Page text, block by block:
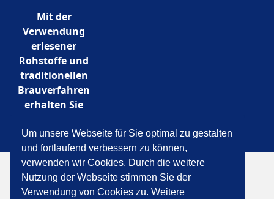
Um unsere Webseite für Sie optimal zu gestalten
und fortlaufend verbessern zu können,
verwenden wir Cookies. Durch die weitere
Nutzung der Webseite stimmen Sie der
Verwendung von Cookies zu. Weitere
Mit der
Verwendung
erlesener
Rohstoffe und
traditionellen
Brauverfahren
erhalten Sie
Biergenuss .......
Impressum Kontakt
">
Datenschutzerklärung